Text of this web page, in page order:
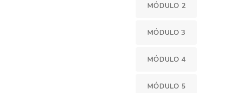
MÓDULO 2
MÓDULO 3
MÓDULO 4
MÓDULO 5